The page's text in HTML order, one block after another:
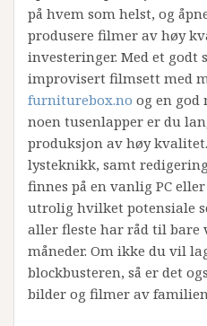
på hvem som helst, og
produsere filmer av høy
investeringer. Med et godt
improvisert filmsett med
furniturebox.no og en
noen tusenlapper er du
produksjon av høy
lysteknikk, samt
finnes på en vanlig PC
utrolig hvilket potensiale
aller fleste har råd til bare
måneder. Om ikke du vil
blockbusteren, så er det
bilder og filmer av